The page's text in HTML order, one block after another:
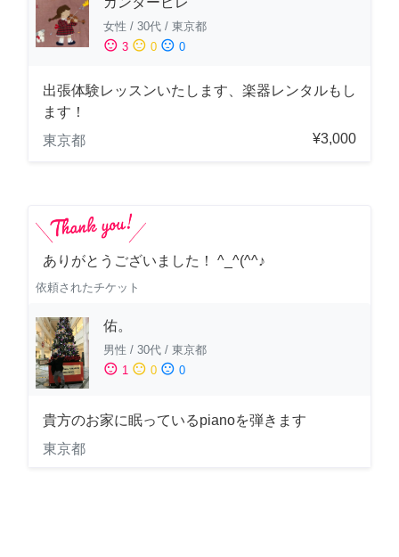
女性 / 30代 / 東京都
sentiment_satisfied 3 sentiment_neutral 0 sentiment_dissatisfied 0
出張体験レッスンいたします、楽器レンタルもし
ます！
東京都
¥3,000
ありがとうございました！ ^_^(^^♪
依頼されたチケット
佑。
男性 / 30代 / 東京都
sentiment_satisfied 1 sentiment_neutral 0 sentiment_dissatisfied 0
貴方のお家に眠っているpianoを弾きます
東京都